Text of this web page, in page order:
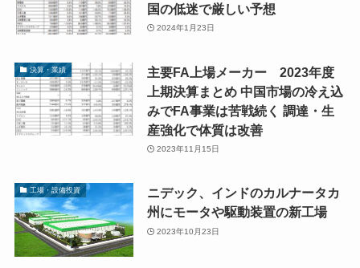
国の低迷で厳しい予想
2024年1月23日
決算・業績
主要FA上場メーカー 2023年度
上期決算まとめ 中国市場の冷え込
みでFA事業は苦戦続く 調達・生
産強化で体質は改善
2023年11月15日
工場・設備投資
ニデック、インドのカルナータカ
州にモータや駆動装置の新工場
2023年10月23日